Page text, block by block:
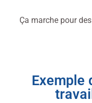
Ça marche pour
Exemple